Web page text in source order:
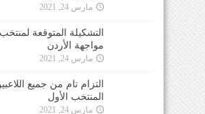
مارس 24, 2021
التشكيلة المتوقعة
مواجهة الأردن
مارس 24, 2021
التزام تام من جميع
المنتخب الأول
مارس 24, 2021